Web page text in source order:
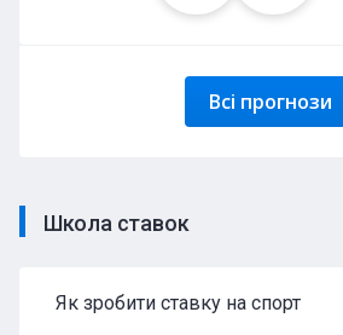
Всі прогнози
Школа ставок
Як зробити ставку на спорт